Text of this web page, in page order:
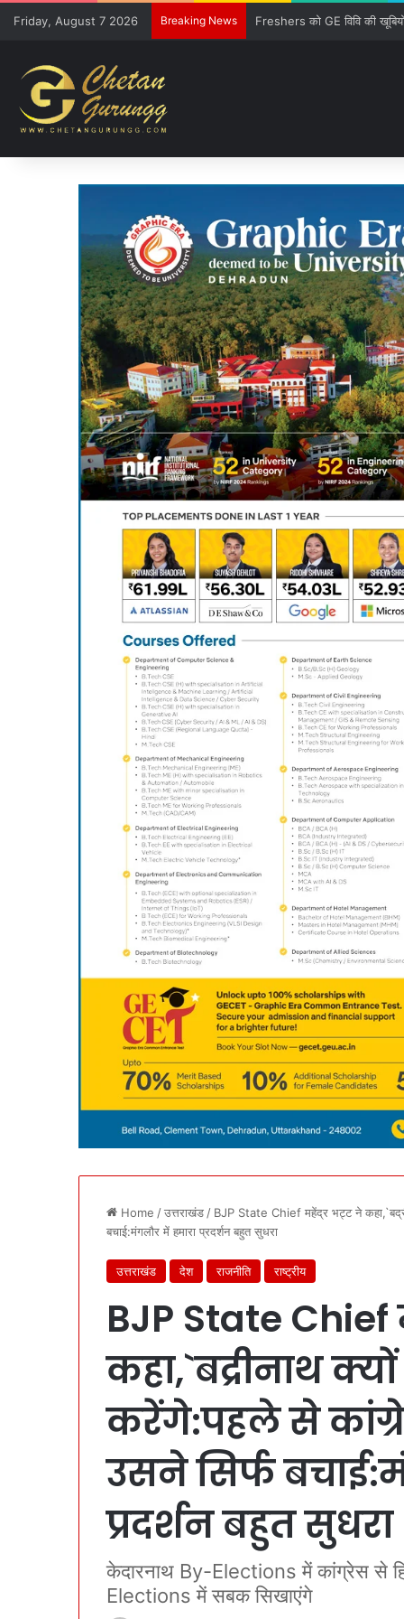
Friday, August 7 2026 Breaking News CM की गुजारिश-रेल मंत्री की
Home /उत्तराखंड / BJP State Chief महेंद्र भट्ट ने
बचाई:मंगलौर में हमारा प्रदर्शन बहुत सुधरा
उत्तराखंड देश राजनीति राष्ट्रीय
BJP State Chief
कहा,`बद्रीनाथ क्यों
करेंगे:पहले से
उसने सिर्फ
प्रदर्शन बहुत सुधरा
केदारनाथ By-Elections में कांग्रेस से
Elections में सबक सिखाएंगे